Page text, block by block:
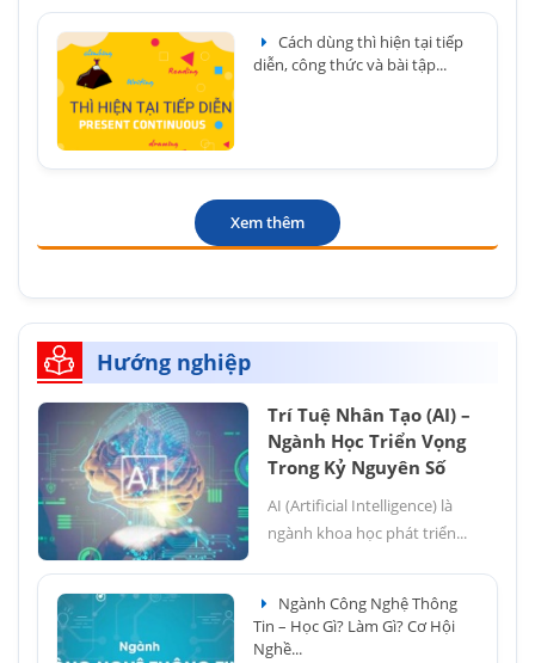
Cách dùng thì hiện tại tiếp
diễn, công thức và bài tập...
Xem thêm
Hướng nghiệp
Trí Tuệ Nhân Tạo (AI) –
Ngành Học Triển Vọng
Trong Kỷ Nguyên Số
AI (Artificial Intelligence) là
ngành khoa học phát triển...
Ngành Công Nghệ Thông
Tin – Học Gì? Làm Gì? Cơ Hội
Nghề...